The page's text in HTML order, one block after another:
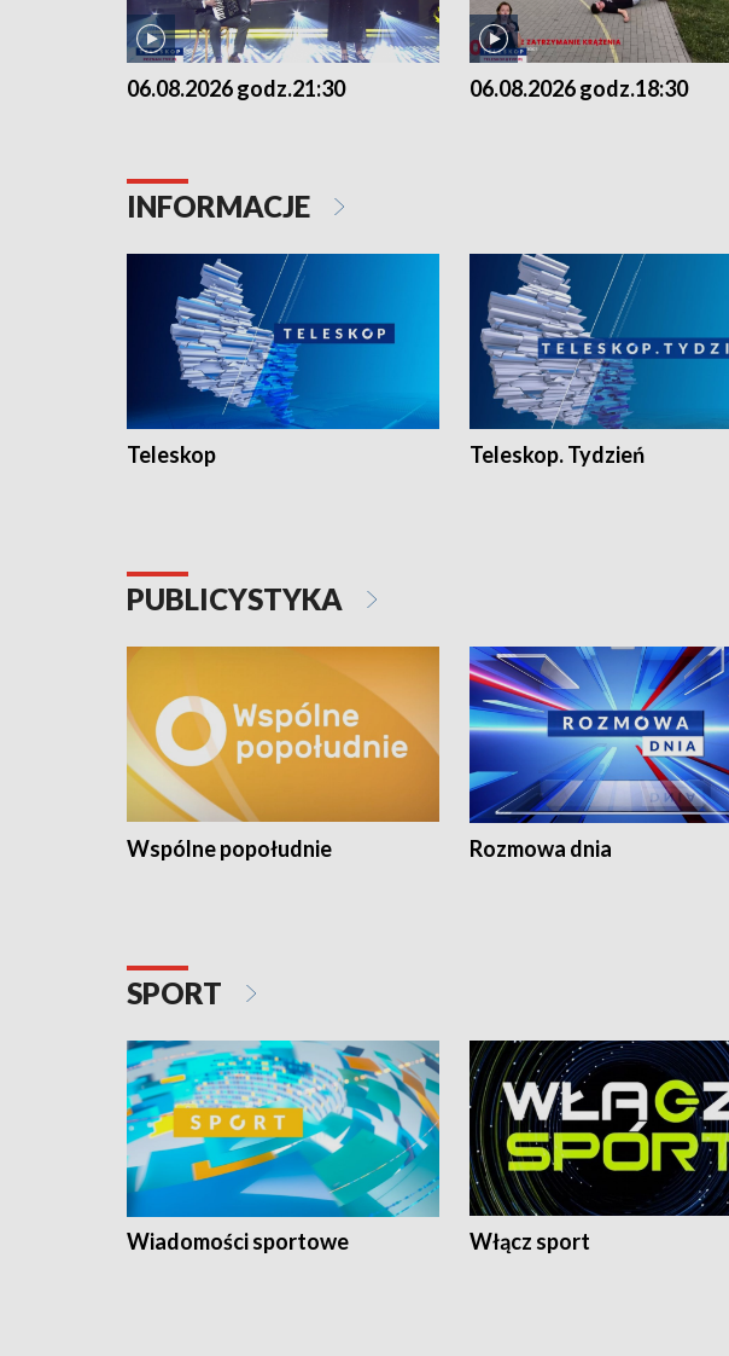
06.08.2026 godz.21:30 06.08.2026 godz.18:30
INFORMACJE
Teleskop Teleskop. Tydzień
PUBLICYSTYKA
Wspólne popołudnie Rozmowa dnia
SPORT
Wiadomości sportowe Włącz sport